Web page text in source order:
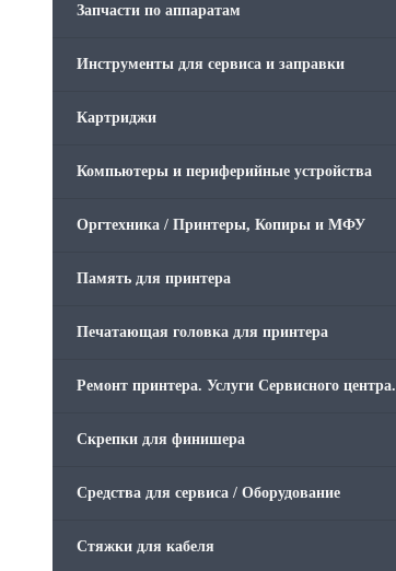
Запчасти по аппаратам
Инструменты для сервиса и заправки
Картриджи
Компьютеры и периферийные устройства
Оргтехника / Принтеры, Копиры и МФУ
Память для принтера
Печатающая головка для принтера
Ремонт принтера. Услуги Сервисного центра.
Скрепки для финишера
Средства для сервиса / Оборудование
Стяжки для кабеля